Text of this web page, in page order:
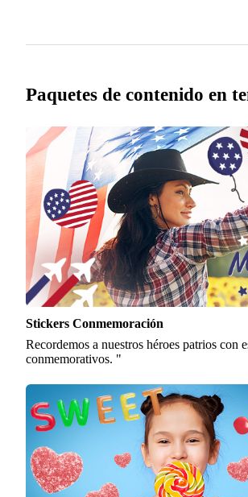
Paquetes de contenido en
Stickers Conmemoración
Recordemos a nuestros héroes patrios con
conmemorativos. "